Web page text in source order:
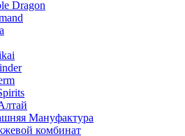
Dragon
Мануфактура
комбинат